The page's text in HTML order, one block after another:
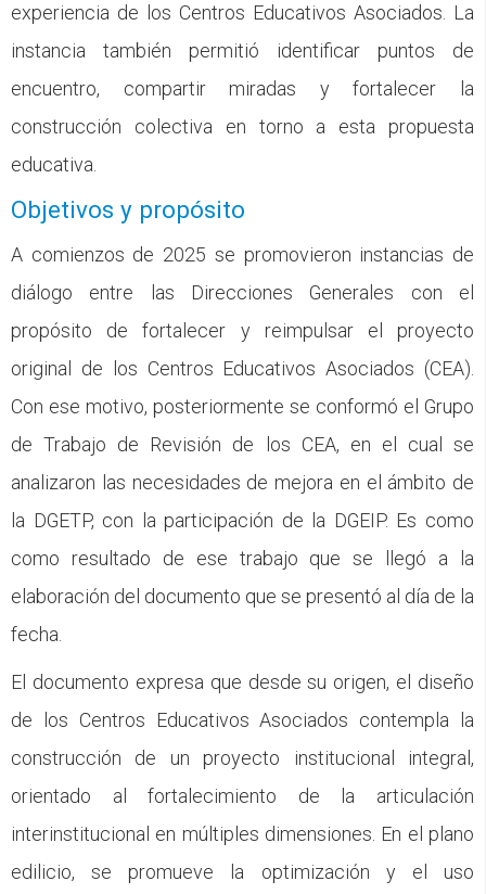
experiencia de los Centros Educativos Asociados. La
instancia también permitió identificar puntos de
encuentro, compartir miradas y fortalecer la
construcción colectiva en torno a esta propuesta
educativa.
Objetivos y propósito
A comienzos de 2025 se promovieron instancias de
diálogo entre las Direcciones Generales con el
propósito de fortalecer y reimpulsar el proyecto
original de los Centros Educativos Asociados (CEA).
Con ese motivo, posteriormente se conformó el Grupo
de Trabajo de Revisión de los CEA, en el cual se
analizaron las necesidades de mejora en el ámbito de
la DGETP, con la participación de la DGEIP. Es como
como resultado de ese trabajo que se llegó a la
elaboración del documento que se presentó al día de la
fecha.
El documento expresa que desde su origen, el diseño
de los Centros Educativos Asociados contempla la
construcción de un proyecto institucional integral,
orientado al fortalecimiento de la articulación
interinstitucional en múltiples dimensiones. En el plano
edilicio, se promueve la optimización y el uso